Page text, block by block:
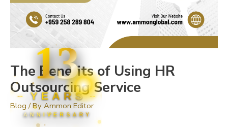
13
YEARS
ANNIVERSARY
The Benefits of Using HR
Outsourcing Service
Blog / By Ammon Editor